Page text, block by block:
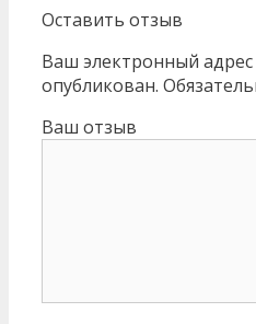
Оставить отзыв
Ваш электронный адрес
опубликован.
Ваш отзыв